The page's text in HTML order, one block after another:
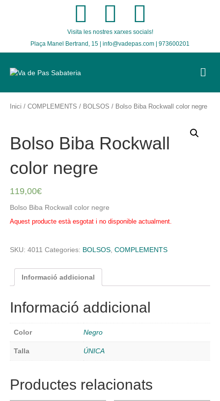
a
b
k
w
t
n
a
Visita les nostres xarxes socials!
Plaça Manel Bertrand, 15 | info@vadepas.com | 973600201
N
Inici / COMPLEMENTS / BOLSOS / Bolso Biba Rockwall color negre
Bolso Biba Rockwall
color negre
119,00€
Bolso Biba Rockwall color negre
Aquest producte està esgotat i no disponible actualment.
SKU: 4011 Categories: BOLSOS COMPLEMENTS
Informació addicional
Informació addicional
Color Negro
Talla ÚNICA
Productes relacionats